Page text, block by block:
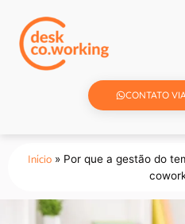
CONTATO
Início» Por que a gestão do